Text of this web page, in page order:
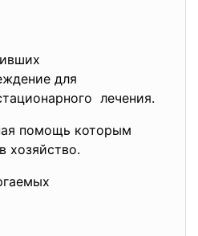
для
лечения.
помощь которым
хозяйство.